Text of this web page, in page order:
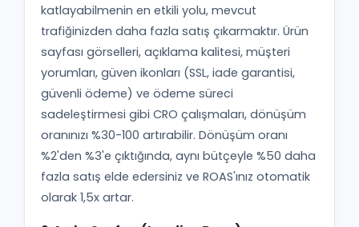
katlayabilmenin en etkili yolu, mevcut
trafiğinizden daha fazla satış çıkarmaktır. Ürün
sayfası görselleri, açıklama kalitesi, müşteri
yorumları, güven ikonları (SSL, iade garantisi,
güvenli ödeme) ve ödeme süreci
sadeleştirmesi gibi CRO çalışmaları, dönüşüm
oranınızı %30-100 artırabilir. Dönüşüm oranı
%2'den %3'e çıktığında, aynı bütçeyle %50 daha
fazla satış elde edersiniz ve ROAS'ınız otomatik
olarak 1,5x artar.